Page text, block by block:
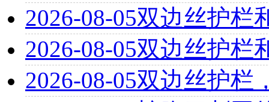
2026-08-05双边丝护栏
2026-08-05双边丝护栏
2026-08-05双边丝护栏